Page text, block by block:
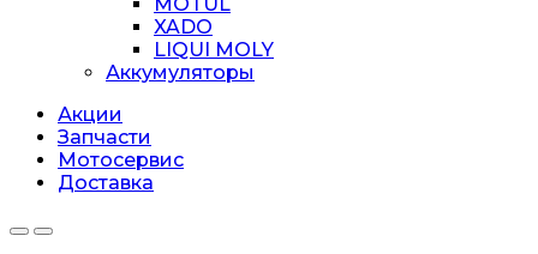
XADO
LIQUI MOLY
Аккумуляторы
Акции
Запчасти
Мотосервис
Доставка